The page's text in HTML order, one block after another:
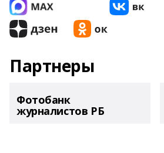
Партнеры
Фотобанк
журналистов РБ